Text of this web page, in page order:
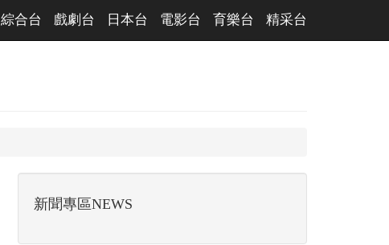
綜合台 戲劇台 日本台 電影台 育樂台 精采台
新聞專區NEWS